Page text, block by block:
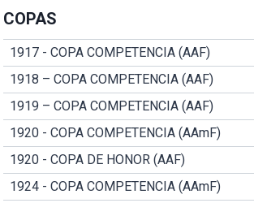
COPAS
1917 - COPA COMPETENCIA (AAF)
1918 – COPA COMPETENCIA (AAF)
1919 – COPA COMPETENCIA (AAF)
1920 - COPA COMPETENCIA (AAmF)
1920 - COPA DE HONOR (AAF)
1924 - COPA COMPETENCIA (AAmF)